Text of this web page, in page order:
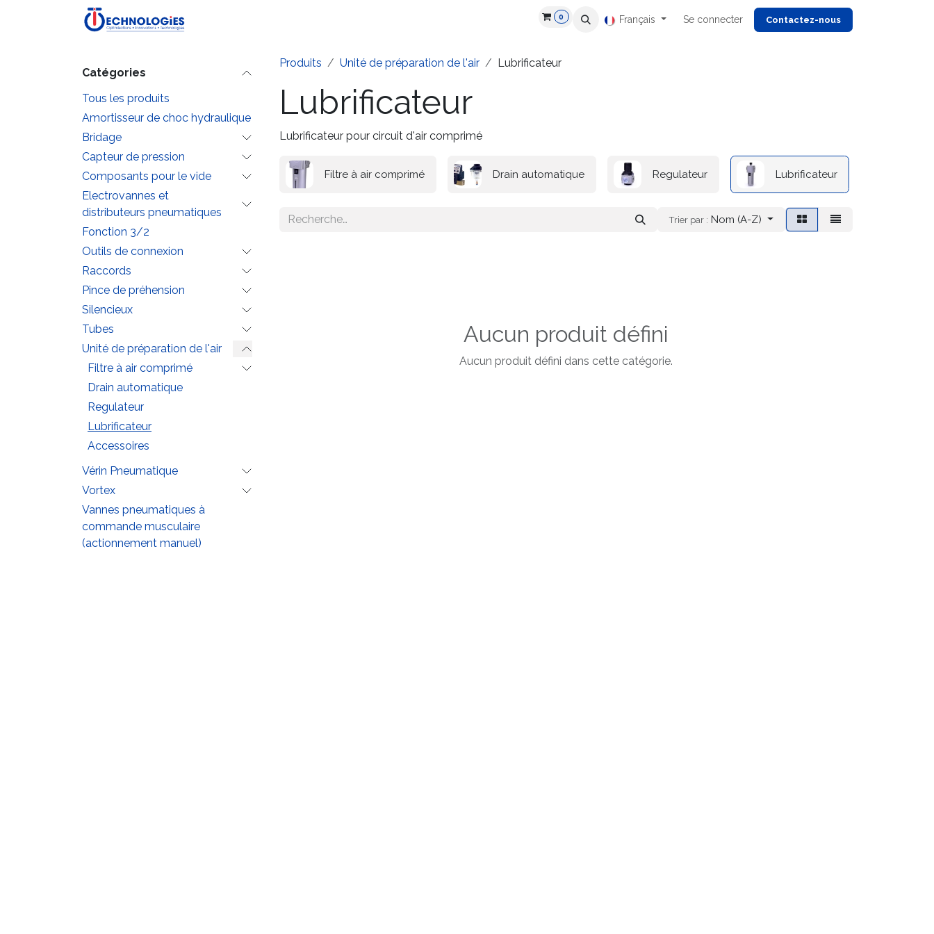
Se rendre au contenu
Recrutement Ressources
0 Français Se connecter Contactez-nous
Catégories
Tous les produits
Amortisseur de choc hydraulique
Bridage
Capteur de pression
Composants pour le vide
Electrovannes et
distributeurs pneumatiques
Fonction 3/2
Outils de connexion
Raccords
Pince de préhension
Silencieux
Tubes
Unité de préparation de l'air
Filtre à air comprimé
Drain automatique
Regulateur
Lubrificateur
Accessoires
Vérin Pneumatique
Vortex
Vannes pneumatiques à
commande musculaire
(actionnement manuel)
Produits Unité de préparation de l'air Lubrificateur
Lubrificateur
Lubrificateur pour circuit d'air comprimé
Filtre à air comprimé Drain automatique Regulateur Lubrificateur
Trier par : Nom (A-Z)
Aucun produit défini
Aucun produit défini dans cette catégorie.